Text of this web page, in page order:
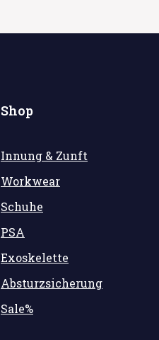
Shop
Innung & Zunft
Workwear
Schuhe
PSA
Exoskelette
Absturzsicherung
Sale%